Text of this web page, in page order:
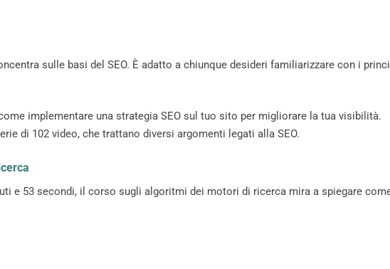
sulle basi del SEO. È adatto a chiunque desideri familiarizzare con i
implementare una strategia SEO sul tuo sito per migliorare la tua visibilità.
di 102 video, che trattano diversi argomenti legati alla SEO.
e 53 secondi, il corso sugli algoritmi dei motori di ricerca mira a spiegare